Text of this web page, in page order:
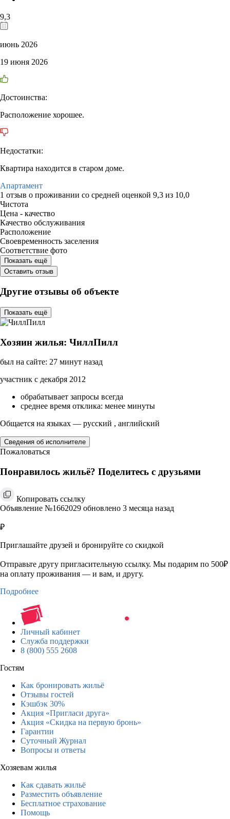
9,3
июнь 2026
19 июня 2026
Достоинства:
Расположение хорошее.
Недостатки:
Квартира находится в старом доме.
Апартамент
1 отзыв о проживании со средней оценкой 9,3 из 10,0
Чистота
Цена - качество
Качество обслуживания
Расположение
Своевременность заселения
Соответствие фото
Показать ещё
Оставить отзыв
Другие отзывы об объекте
Показать ещё
Хозяин жилья: ЧиллПилл
был на сайте: 27 минут назад
участник с декабря 2012
обрабатывает запросы всегда
среднее время отклика: менее минуты
Общается на языках — русский , английский
Сведения об исполнителе
Пожаловаться
Понравилось жильё? Поделитесь с друзьями
Копировать ссылку
Объявление №1662029 обновлено 3 месяца назад
₽
Приглашайте друзей и бронируйте со скидкой
Отправьте другу пригласительную ссылку. Мы подарим по 500₽
на оплату проживания — и вам, и другу.
Подробнее
Личный кабинет
Служба поддержки
8 (800) 555 2608
Гостям
Как бронировать жильё
Отзывы гостей
Кэшбэк 30%
Акция «Пригласи друга»
Акция «Скидка на первую бронь»
Гарантии
Суточный Журнал
Вопросы и ответы
Хозяевам жилья
Как сдавать жильё
Разместить объявление
Бесплатное страхование
Помощь